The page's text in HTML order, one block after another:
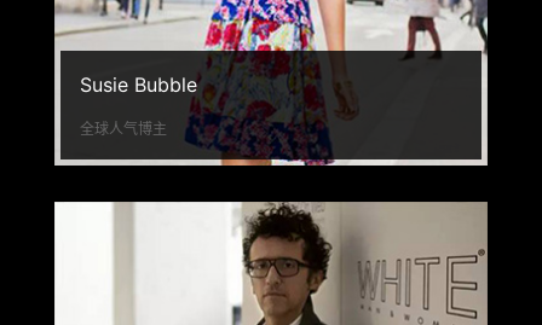
Susie Bubble
全球人气博主